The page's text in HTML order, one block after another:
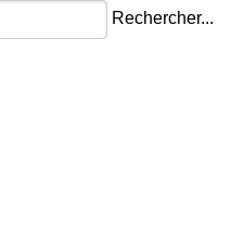
Rechercher...